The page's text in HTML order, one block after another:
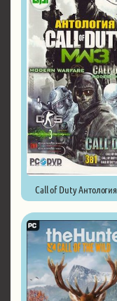
Call of Duty